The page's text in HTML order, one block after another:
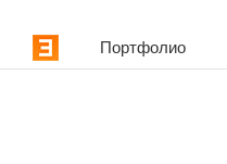
Портфолио